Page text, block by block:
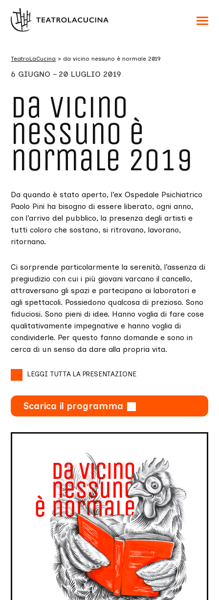
TeatroLaCucina > da vicino nessuno è normale 2019
6 GIUGNO – 20 LUGLIO 2019
da vicino
nessuno è
normale 2019
Da quando è stato aperto, l’ex Ospedale Psichiatrico
Paolo Pini ha bisogno di essere liberato, ogni anno,
con l’arrivo del pubblico, la presenza degli artisti e
tutti coloro che sostano, si ritrovano, lavorano,
ritornano.
Ci sorprende particolarmente la serenità, l’assenza di
pregiudizio con cui i più giovani varcano il cancello,
attraversano gli spazi e partecipano ai laboratori e
agli spettacoli. Possiedono qualcosa di prezioso. Sono
fiduciosi. Sono pieni di idee. Hanno voglia di fare cose
qualitativamente impegnative e hanno voglia di
condividerle. Per questo fanno domande e sono in
cerca di un senso da dare alla propria vita.
LEGGI TUTTA LA PRESENTAZIONE
Decisivo per loro è il carattere permanente della
ricerca, possono ritornare, riprendere il filo, fallire e
guardare alla provenienza, al grado di cultura o al
“un’opera aperta”
, il nostro tentativo di
fare città dal basso, svincolandosi dall’idea fissa che
lo sviluppo urbano sia legato solo alla rendita
economica. Al Pini si estrae una materia prima
chiamata fiducia che non si può comprare con il
denaro. Forse il vero senso si svela, quando i giovani
trovano una traccia del proprio futuro. Per questo
c’è bisogno di continuità, di poter continuare a
sognare per gli anni a venire.
Scarica il programma